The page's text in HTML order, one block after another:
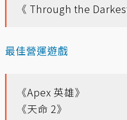
《 Through the
最佳營運遊戲
《Apex 英雄》
《天命 2》